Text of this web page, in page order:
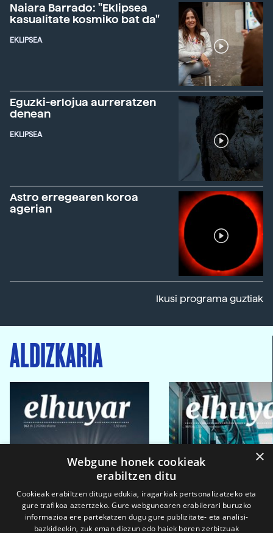
Naiara Barrado: "Eklipsea
kasualitate kosmiko bat da"
EKLIPSEA
Eguzki-erlojua aurreratzen
denean
EKLIPSEA
Astro erregearen koroa
agerian
Ikusi programa guztiak
ALDIZKARIA
×
Webgune honek cookieak
erabiltzen ditu
Cookieak erabiltzen ditugu edukia, iragarkiak pertsonalizatzeko eta
gure trafikoa aztertzeko. Gure webgunearen erabilerari buruzko
informazioa ere partekatzen dugu gure publizitate- eta analisi-
bazkideekin, zuk eman diezun edo haiek beren zerbitzuak